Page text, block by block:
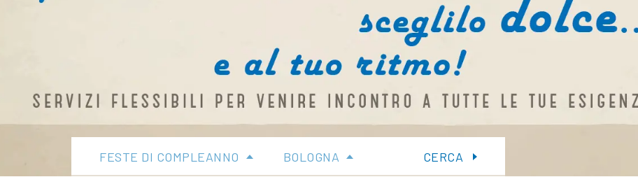
FESTE DI COMPLEANNO BOLOGNA CERCA